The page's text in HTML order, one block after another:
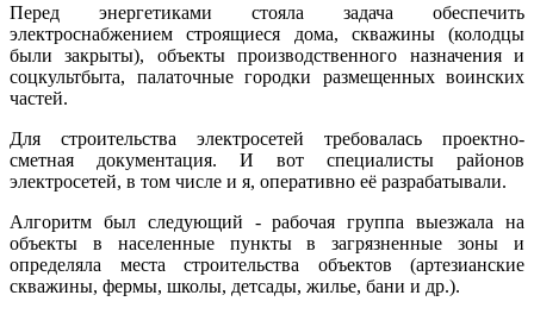
Перед энергетиками стояла задача обеспечить
электроснабжением строящиеся дома, скважины (колодцы
были закрыты), объекты производственного назначения и
соцкультбыта, палаточные городки размещенных воинских
частей.
Для строительства электросетей требовалась проектно-
сметная документация. И вот специалисты районов
электросетей, в том числе и я, оперативно её разрабатывали.
Алгоритм был следующий - рабочая группа выезжала на
объекты в населенные пункты в загрязненные зоны и
определяла места строительства объектов (артезианские
скважины, фермы, школы, детсады, жилье, бани и др.).